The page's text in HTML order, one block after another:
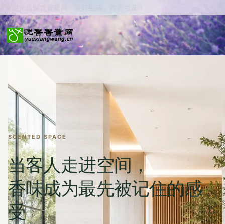
SCENTED SPACE
当客人走进空间，
香味成为最先被记住的感
受